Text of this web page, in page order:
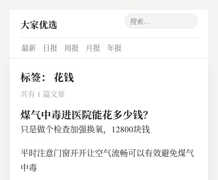
大家优选
最新 日报 周报 月报 年报
标签：花钱
共有 1 篇文章
煤气中毒进医院能花多少钱？
只是做个检查加强换氧，12800块钱
平时注意门窗开开让空气流畅可以有效避免煤气
中毒